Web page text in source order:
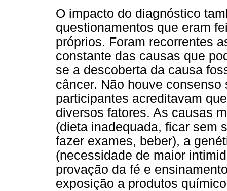
O impacto do diagnóstico
questionamentos que eram
próprios. Foram recorrentes
constante das causas que
se a descoberta da causa
câncer. Não houve
participantes acreditavam
diversos fatores. As causas
(dieta inadequada, ficar sem
fazer exames, beber), a
(necessidade de maior
provação da fé e
exposição a produtos